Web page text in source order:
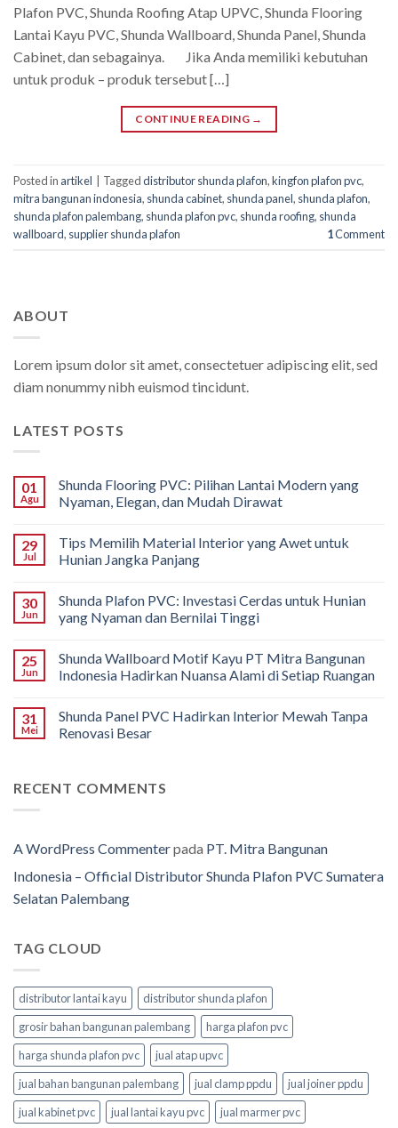
Plafon PVC, Shunda Roofing Atap UPVC, Shunda Flooring
Lantai Kayu PVC, Shunda Wallboard, Shunda Panel, Shunda
Cabinet, dan sebagainya. Jika Anda memiliki kebutuhan
untuk produk – produk tersebut […]
CONTINUE READING →
Posted in artikel Taggeddistributor shunda plafon,kingfon plafon pvc,
mitra bangunan indonesia, shunda cabinet, shunda panel, shunda plafon,
shunda plafon palembang, shunda plafon pvc, shunda roofing, shunda
wallboard, supplier shunda plafon 1Comment
ABOUT
Lorem ipsum dolor sit amet, consectetuer adipiscing elit, sed
diam nonummy nibh euismod tincidunt.
LATEST POSTS
01
Agu
Shunda Flooring PVC: Pilihan Lantai Modern yang
Nyaman, Elegan, dan Mudah Dirawat
29
Jul
Tips Memilih Material Interior yang Awet untuk
Hunian Jangka Panjang
30
Jun
Shunda Plafon PVC: Investasi Cerdas untuk Hunian
yang Nyaman dan Bernilai Tinggi
25
Jun
Shunda Wallboard Motif Kayu PT Mitra Bangunan
Indonesia Hadirkan Nuansa Alami di Setiap Ruangan
31
Mei
Shunda Panel PVC Hadirkan Interior Mewah Tanpa
Renovasi Besar
RECENT COMMENTS
A WordPress Commenterpada PT. Mitra Bangunan
Indonesia – Official Distributor Shunda Plafon PVC Sumatera
Selatan Palembang
TAG CLOUD
distributor lantai kayu
distributor shunda plafon
grosir bahan bangunan palembang
harga plafon pvc
harga shunda plafon pvc
jual atap upvc
jual bahan bangunan palembang
jual clamp ppdu
jual joiner ppdu
jual kabinet pvc
jual lantai kayu pvc jual marmer pvc